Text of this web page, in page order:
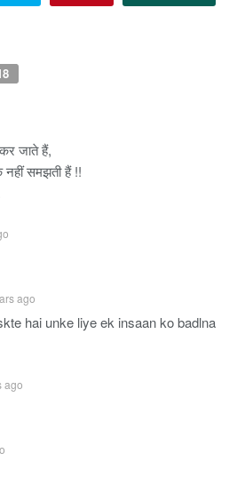
जाते हैं,
समझती हैं !!
ago
hai unke liye ek insaan ko badlna
ago